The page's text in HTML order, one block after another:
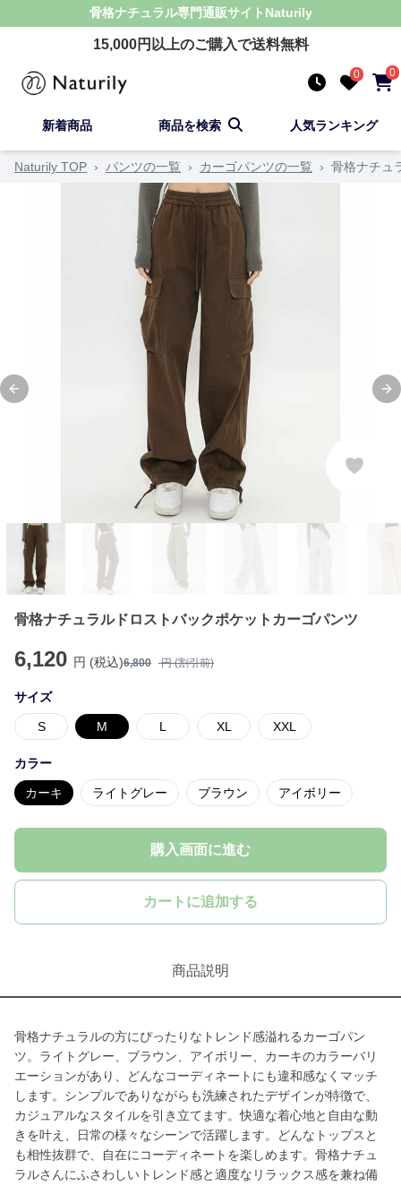
骨格ナチュラル専門通販サイト Naturily
15,000円以上のご購入で送料無料
0 0
新着商品 商品を検索 人気ランキング
Naturily TOP › パンツの一覧 › カーゴパンツの一覧 › 骨格ナチュ
Previous slide
骨格ナチュラルドロストバックポケットカーゴパンツ
6,120 円 (税込)6,800 円 (割引前)
サイズ
S M L XL XXL
カラー
カーキ ライトグレー ブラウン アイボリー
購入画面に進む
カートに追加する
商品説明
骨格ナチュラルの方にぴったりなトレンド感溢れるカーゴパン
ツ。ライトグレー、ブラウン、アイボリー、カーキのカラーバリ
エーションがあり、どんなコーディネートにも違和感なくマッチ
します。シンプルでありながらも洗練されたデザインが特徴で、
カジュアルなスタイルを引き立てます。快適な着心地と自由な動
きを叶え、日常の様々なシーンで活躍します。どんなトップスと
も相性抜群で、自在にコーディネートを楽しめます。骨格ナチュ
ラルさんにふさわしいトレンド感と適度なリラックス感を兼ね備